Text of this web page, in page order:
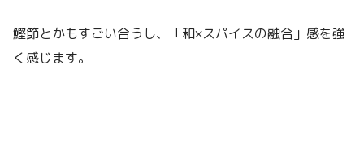
鰹節とかもすごい合うし、「和×スパイスの融合」感を強
く感じます。